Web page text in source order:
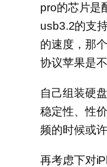
pro的芯片是
usb3.2的支
的速度，那
协议苹果是不
自己组装硬
稳定性、性
频的时候或
再考虑下对